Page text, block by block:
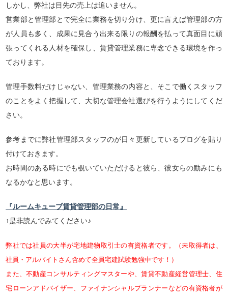
しかし、弊社は目先の売上は追いません。
営業部と管理部とで完全に業務を切り分け、更に言えば管理部の方
が人員も多く、成果に見合う出来る限りの報酬を払って真面目に頑
張ってくれる人材を確保し、賃貸管理業務に専念できる環境を作っ
ております。
管理手数料だけじゃない、管理業務の内容と、そこで働くスタッフ
のことをよく把握して、大切な管理会社選びを行うようにしてくだ
さい。
参考までに弊社管理部スタッフのが日々更新しているブログを貼り
付けておきます。
お時間のある時にでも覗いていただけると彼ら、彼女らの励みにも
なるかなと思います。
『ルームキューブ賃貸管理部の日常』
↑是非読んでみてください♪
弊社では社員の大半が宅地建物取引士の有資格者です。（未取得者は、
社員・アルバイトさん含めて全員宅建試験勉強中です！）
また、不動産コンサルティングマスターや、賃貸不動産経営管理士、住
宅ローンアドバイザー、ファイナンシャルプランナーなどの有資格者が